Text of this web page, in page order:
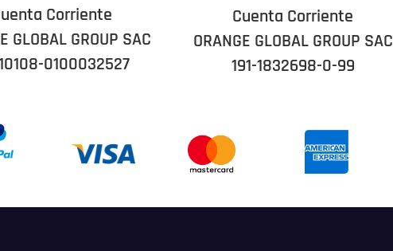
Corriente
GLOBAL GROUP SAC
0100032527
Cuenta Corriente
ORANGE GLOBAL GROUP SAC
191-1832698-0-99